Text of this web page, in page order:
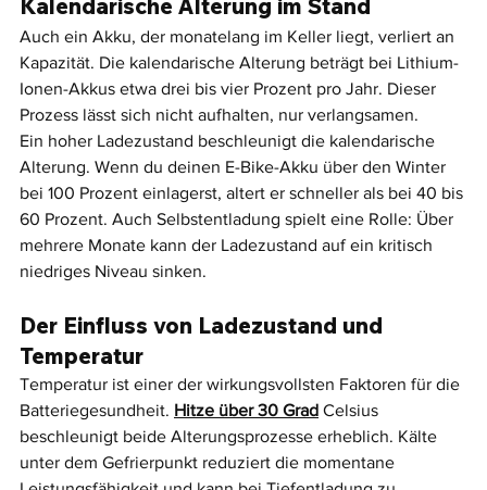
Kalendarische Alterung im Stand
Auch ein Akku, der monatelang im Keller liegt, verliert an
Kapazität. Die kalendarische Alterung beträgt bei Lithium-
Ionen-Akkus etwa drei bis vier Prozent pro Jahr. Dieser
Prozess lässt sich nicht aufhalten, nur verlangsamen.
Ein hoher Ladezustand beschleunigt die kalendarische
Alterung. Wenn du deinen E-Bike-Akku über den Winter
bei 100 Prozent einlagerst, altert er schneller als bei 40 bis
60 Prozent. Auch Selbstentladung spielt eine Rolle: Über
mehrere Monate kann der Ladezustand auf ein kritisch
niedriges Niveau sinken.
Der Einfluss von Ladezustand und
Temperatur
Temperatur ist einer der wirkungsvollsten Faktoren für die
Batteriegesundheit. Hitze über 30 Grad Celsius
beschleunigt beide Alterungsprozesse erheblich. Kälte
unter dem Gefrierpunkt reduziert die momentane